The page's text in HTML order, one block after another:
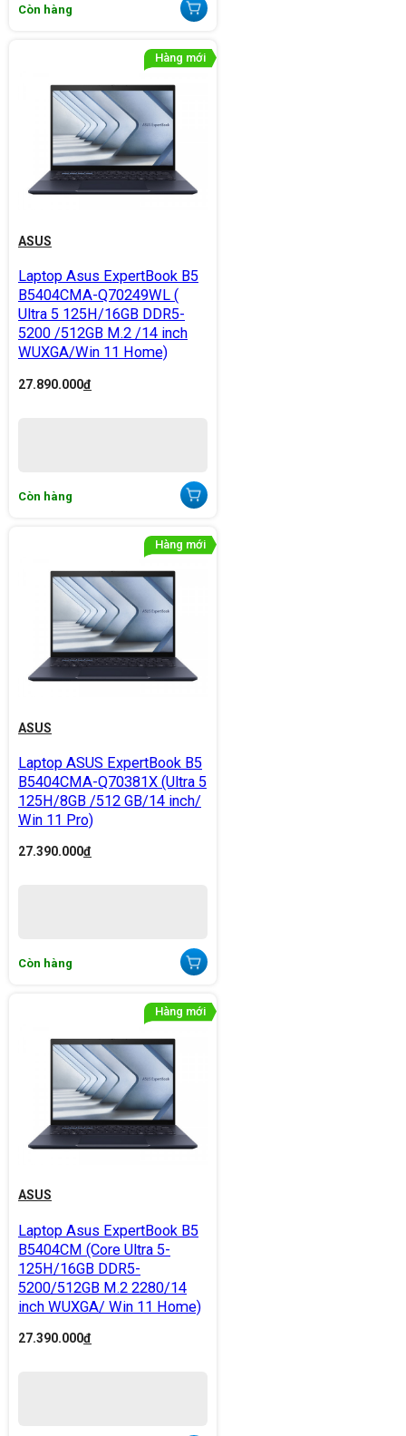
Còn hàng
ASUS
Laptop Asus ExpertBook B5
B5404CMA-Q70249WL (
Ultra 5 125H/16GB DDR5-
5200 /512GB M.2 /14 inch
WUXGA/Win 11 Home)
27.890.000đ
Còn hàng
ASUS
Laptop ASUS ExpertBook B5
B5404CMA-Q70381X (Ultra 5
125H/8GB /512 GB/14 inch/
Win 11 Pro)
27.390.000đ
Còn hàng
ASUS
Laptop Asus ExpertBook B5
B5404CM (Core Ultra 5-
125H/16GB DDR5-
5200/512GB M.2 2280/14
inch WUXGA/ Win 11 Home)
27.390.000đ